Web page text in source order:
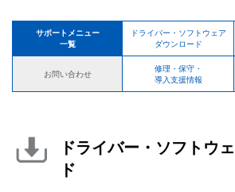
サポートメニュー
一覧
ドライバー・ソフトウェア
ダウンロード
お問い合わせ
修理・保守・
導入支援情報
ドライバー・ソフトウ
ド